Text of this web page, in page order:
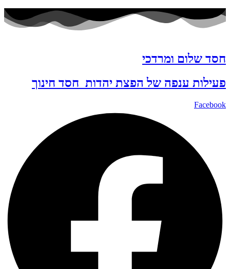
חסד שלום ומרדכי
פעילות ענפה של הפצת יהדות חסד חינוך
Facebook